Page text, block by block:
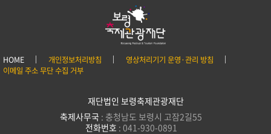
HOME 개인정보처리방침
영상처리기기 운영·관리 방침
이메일 주소 무단 수집 거부
재단법인 보령축제관광재단
축제사무국 : 충청남도 보령시 고잠2길55
전화번호 : 041-930-0891